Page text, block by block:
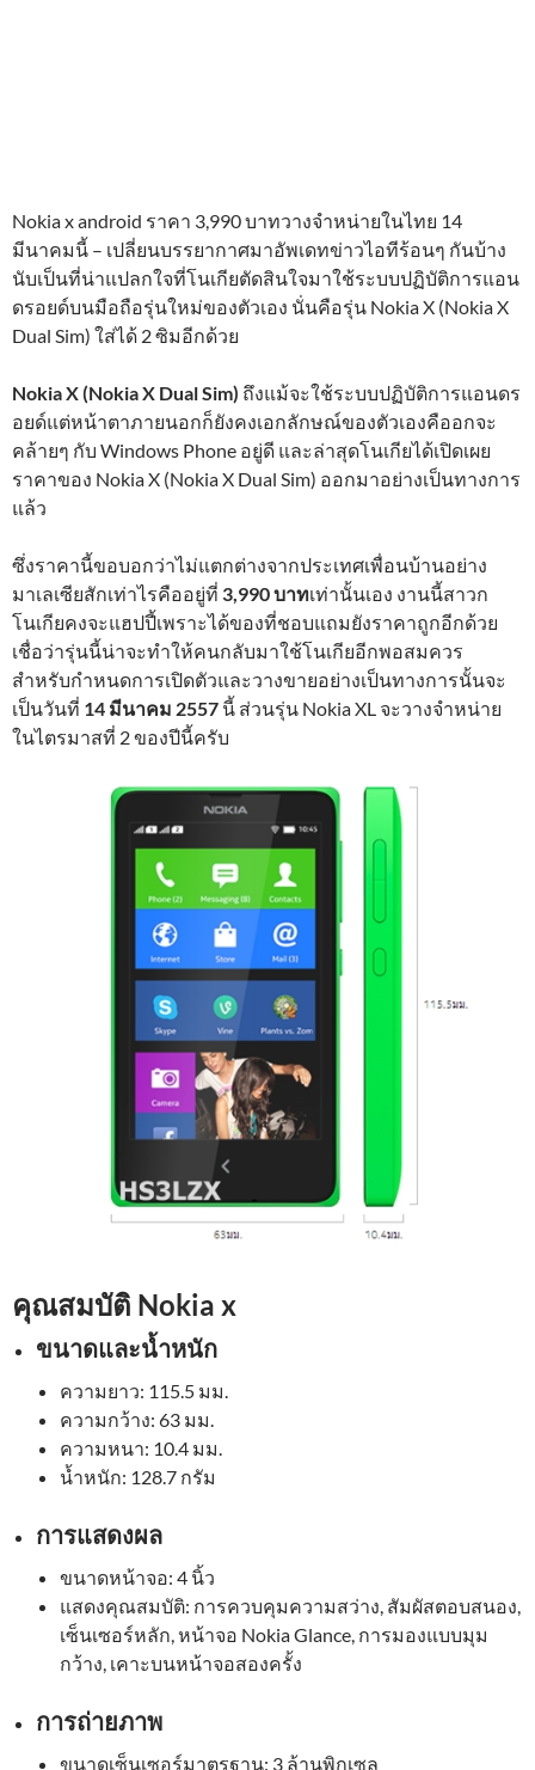
Nokia x android ราคา 3,990 บาทวางจำหน่ายในไทย 14
มีนาคมนี้ – เปลี่ยนบรรยากาศมาอัพเดทข่าวไอทีร้อนๆ กันบ้าง
นับเป็นที่น่าแปลกใจที่โนเกียตัดสินใจมาใช้ระบบปฏิบัติการแอน
ดรอยด์บนมือถือรุ่นใหม่ของตัวเอง นั่นคือรุ่น Nokia X (Nokia X
Dual Sim) ใส่ได้ 2 ซิมอีกด้วย
Nokia X (Nokia X Dual Sim) ถึงแม้จะใช้ระบบปฏิบัติการแอนดร
อยด์แต่หน้าตาภายนอกก็ยังคงเอกลักษณ์ของตัวเองคืออกจะ
คล้ายๆ กับ Windows Phone อยู่ดี และล่าสุดโนเกียได้เปิดเผย
ราคาของ Nokia X (Nokia X Dual Sim) ออกมาอย่างเป็นทางการ
แล้ว
ซึ่งราคานี้ขอบอกว่าไม่แตกต่างจากประเทศเพื่อนบ้านอย่าง
มาเลเซียสักเท่าไรคืออยู่ที่ 3,990 บาทเท่านั้นเอง งานนี้สาวก
โนเกียคงจะแฮปปี้เพราะได้ของที่ชอบแถมยังราคาถูกอีกด้วย
เชื่อว่ารุ่นนี้น่าจะทำให้คนกลับมาใช้โนเกียอีกพอสมควร
สำหรับกำหนดการเปิดตัวและวางขายอย่างเป็นทางการนั้นจะ
เป็นวันที่ 14 มีนาคม 2557 นี้ ส่วนรุ่น Nokia XL จะวางจำหน่าย
ในไตรมาสที่ 2 ของปีนี้ครับ
คุณสมบัติ Nokia x
ขนาดและน้ำหนัก
ความยาว: 115.5 มม.
ความกว้าง: 63 มม.
ความหนา: 10.4 มม.
น้ำหนัก: 128.7 กรัม
การแสดงผล
ขนาดหน้าจอ: 4 นิ้ว
แสดงคุณสมบัติ: การควบคุมความสว่าง, สัมผัสตอบสนอง,
เซ็นเซอร์หลัก, หน้าจอ Nokia Glance, การมองแบบมุม
กว้าง, เคาะบนหน้าจอสองครั้ง
การถ่ายภาพ
ขนาดเซ็นเซอร์มาตรฐาน: 3 ล้านพิกเซล